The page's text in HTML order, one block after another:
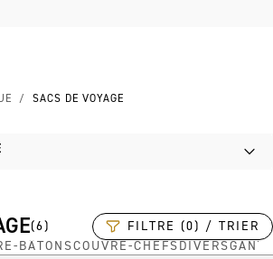
/ SACS DE VOYAGE
(6)
FILTRE (0) / TRIER
BÂTONSCOUVRE-CHEFSDIVERS